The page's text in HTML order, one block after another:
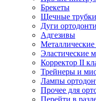
Брекеты
Щечные
Дуги
Адгезивы
Эластические
Корректор II
Трейнеры и
Лампы
Прочее для
Перейти в